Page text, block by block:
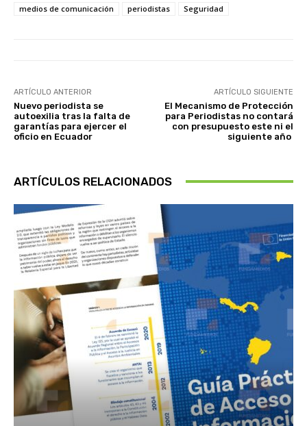
medios de comunicación periodistas Seguridad
ARTÍCULO ANTERIOR
Nuevo periodista se
autoexilia tras la falta de
garantías para ejercer el
oficio en Ecuador
ARTÍCULO SIGUIENTE
El Mecanismo de Protección
para Periodistas no contará
con presupuesto este ni el
siguiente año
ARTÍCULOS RELACIONADOS